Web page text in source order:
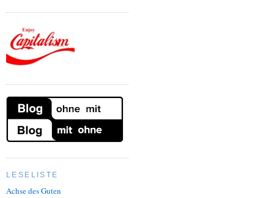
LESELISTE
Achse des Guten